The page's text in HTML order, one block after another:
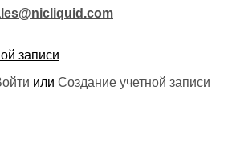
записи
или Создание учетной записи